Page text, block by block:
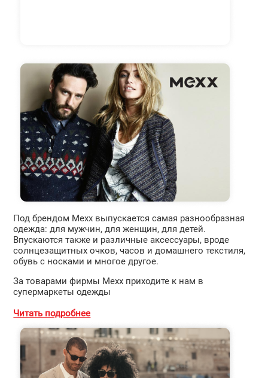
Под брендом Mexx выпускается самая разнообразная
одежда: для мужчин, для женщин, для детей.
Впускаются также и различные аксессуары, вроде
солнцезащитных очков, часов и домашнего текстиля,
обувь с носками и многое другое.
За товарами фирмы Mexx приходите к нам в
супермаркеты одежды
Читать подробнее